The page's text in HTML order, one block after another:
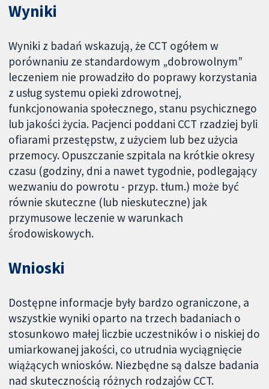
Wyniki
Wyniki z badań wskazują, że CCT ogółem w
porównaniu ze standardowym „dobrowolnym”
leczeniem nie prowadziło do poprawy korzystania
z usług systemu opieki zdrowotnej,
funkcjonowania społecznego, stanu psychicznego
lub jakości życia. Pacjenci poddani CCT rzadziej byli
ofiarami przestępstw, z użyciem lub bez użycia
przemocy. Opuszczanie szpitala na krótkie okresy
czasu (godziny, dni a nawet tygodnie, podlegający
wezwaniu do powrotu - przyp. tłum.) może być
równie skuteczne (lub nieskuteczne) jak
przymusowe leczenie w warunkach
środowiskowych.
Wnioski
Dostępne informacje były bardzo ograniczone, a
wszystkie wyniki oparto na trzech badaniach o
stosunkowo małej liczbie uczestników i o niskiej do
umiarkowanej jakości, co utrudnia wyciągnięcie
wiążących wniosków. Niezbędne są dalsze badania
nad skutecznością różnych rodzajów CCT.